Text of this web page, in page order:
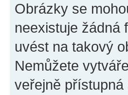
Obrázky se
neexistuje žádná
uvést na takový
Nemůžete
veřejně